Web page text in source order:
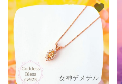
favorite
検索す